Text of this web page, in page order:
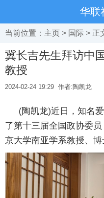
华联
当前位置： 主页 > 国际 > 正
冀长吉先生拜访中
教授
2024-02-24 19:29 作者:陶凯龙
(陶凯龙)近日，知名
了第十三届全国政协委
京大学南亚学系教授、博